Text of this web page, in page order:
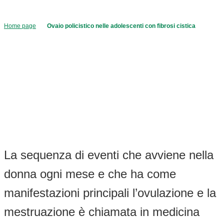
Home page Ovaio policistico nelle adolescenti con fibrosi cistica
La sequenza di eventi che avviene nella
donna ogni mese e che ha come
manifestazioni principali l’ovulazione e la
mestruazione è chiamata in medicina